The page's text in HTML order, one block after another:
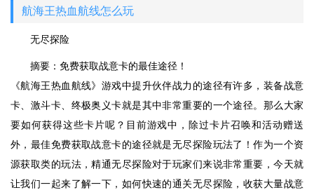
航海王热血航线怎么玩
无尽探险
摘要：免费获取战意卡的最佳途径！
《航海王热血航线》游戏中提升伙伴战力的途径有许多，装备战意
卡、激斗卡、终极奥义卡就是其中非常重要的一个途径。那么大家
要如何获得这些卡片呢？目前游戏中，除过卡片召唤和活动赠送
外，最佳免费获取战意卡的途径就是无尽探险玩法了！作为一个资
源获取类的玩法，精通无尽探险对于玩家们来说非常重要，今天就
让我们一起来了解一下，如何快速的通关无尽探险，收获大量战意